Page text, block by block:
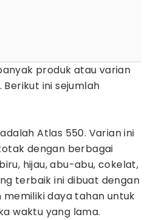
produk atau varian
ini sejumlah
Atlas 550. Varian ini
dengan berbagai
hijau, abu-abu, cokelat,
terbaik ini dibuat dengan
daya tahan untuk
waktu yang lama.